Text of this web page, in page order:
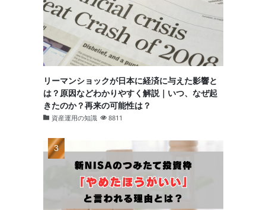
リーマンショックが日本に経済に与えた影響と
は？原因などわかりやすく解説｜いつ、なぜ起
きたのか？再来の可能性は？
資産運用の知識 8811